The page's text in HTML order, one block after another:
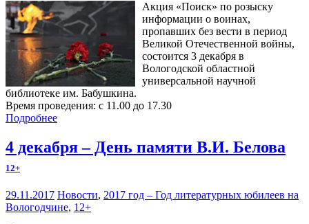
Акция «Поиск» по розыску
информации о воинах,
пропавших без вести в период
Великой Отечественной войны,
состоится 3 декабря в
Вологодской областной
универсальной научной
библиотеке им. Бабушкина.
Время проведения: с 11.00 до 17.30
Подробнее
4 декабря – День памяти В.И. Белова
12+
29.11.2017 Новости, 2017 год – Год литературных юбилеев на
Вологодчине, 12+